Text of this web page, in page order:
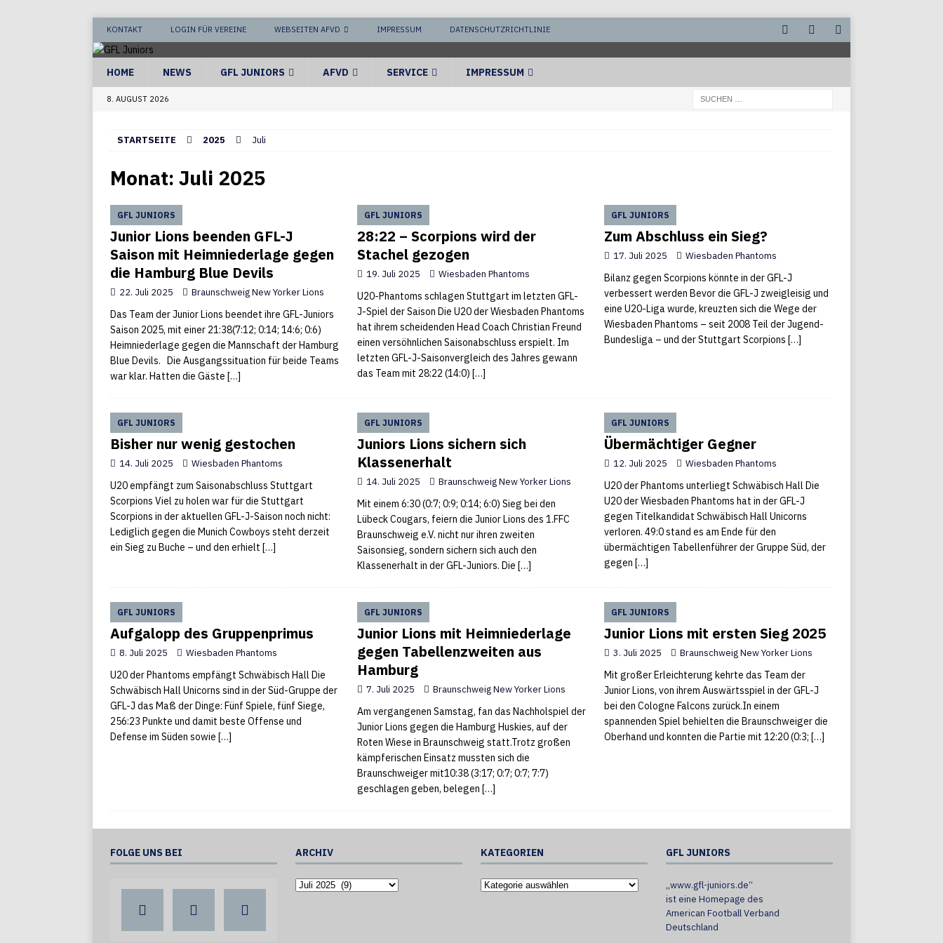
KONTAKT LOGIN FÜR VEREINE WEBSEITEN AFVD IMPRESSUM DATENSCHUTZRICHTLINIE
HOME NEWS GFL JUNIORS AFVD SERVICE IMPRESSUM
8. AUGUST 2026
STARTSEITE 2025 Juli
Monat: Juli 2025
GFL JUNIORS
Junior Lions beenden GFL-J
Saison mit Heimniederlage gegen
die Hamburg Blue Devils
22. Juli 2025 Braunschweig New Yorker Lions
Das Team der Junior Lions beendet ihre GFL-Juniors
Saison 2025, mit einer 21:38(7:12; 0:14; 14:6; 0:6)
Heimniederlage gegen die Mannschaft der Hamburg
Blue Devils. Die Ausgangssituation für beide Teams
war klar. Hatten die Gäste […]
GFL JUNIORS
28:22 – Scorpions wird der
Stachel gezogen
19. Juli 2025 Wiesbaden Phantoms
U20-Phantoms schlagen Stuttgart im letzten GFL-
J-Spiel der Saison Die U20 der Wiesbaden Phantoms
hat ihrem scheidenden Head Coach Christian Freund
einen versöhnlichen Saisonabschluss erspielt. Im
letzten GFL-J-Saisonvergleich des Jahres gewann
das Team mit 28:22 (14:0) […]
GFL JUNIORS
Zum Abschluss ein Sieg?
17. Juli 2025 Wiesbaden Phantoms
Bilanz gegen Scorpions könnte in der GFL-J
verbessert werden Bevor die GFL-J zweigleisig und
eine U20-Liga wurde, kreuzten sich die Wege der
Wiesbaden Phantoms – seit 2008 Teil der Jugend-
Bundesliga – und der Stuttgart Scorpions […]
GFL JUNIORS
Bisher nur wenig gestochen
14. Juli 2025 Wiesbaden Phantoms
U20 empfängt zum Saisonabschluss Stuttgart
Scorpions Viel zu holen war für die Stuttgart
Scorpions in der aktuellen GFL-J-Saison noch nicht:
Lediglich gegen die Munich Cowboys steht derzeit
ein Sieg zu Buche – und den erhielt […]
GFL JUNIORS
Juniors Lions sichern sich
Klassenerhalt
14. Juli 2025 Braunschweig New Yorker Lions
Mit einem 6:30 (0:7; 0:9; 0:14; 6:0) Sieg bei den
Lübeck Cougars, feiern die Junior Lions des 1.FFC
Braunschweig e.V. nicht nur ihren zweiten
Saisonsieg, sondern sichern sich auch den
Klassenerhalt in der GFL-Juniors. Die […]
GFL JUNIORS
Übermächtiger Gegner
12. Juli 2025 Wiesbaden Phantoms
U20 der Phantoms unterliegt Schwäbisch Hall Die
U20 der Wiesbaden Phantoms hat in der GFL-J
gegen Titelkandidat Schwäbisch Hall Unicorns
verloren. 49:0 stand es am Ende für den
übermächtigen Tabellenführer der Gruppe Süd, der
gegen […]
GFL JUNIORS
Aufgalopp des Gruppenprimus
8. Juli 2025 Wiesbaden Phantoms
U20 der Phantoms empfängt Schwäbisch Hall Die
Schwäbisch Hall Unicorns sind in der Süd-Gruppe der
GFL-J das Maß der Dinge: Fünf Spiele, fünf Siege,
256:23 Punkte und damit beste Offense und
Defense im Süden sowie […]
GFL JUNIORS
Junior Lions mit Heimniederlage
gegen Tabellenzweiten aus
Hamburg
7. Juli 2025 Braunschweig New Yorker Lions
Am vergangenen Samstag, fan das Nachholspiel der
Junior Lions gegen die Hamburg Huskies, auf der
Roten Wiese in Braunschweig statt.Trotz großen
kämpferischen Einsatz mussten sich die
Braunschweiger mit10:38 (3:17; 0:7; 0:7; 7:7)
geschlagen geben, belegen […]
GFL JUNIORS
Junior Lions mit ersten Sieg 2025
3. Juli 2025 Braunschweig New Yorker Lions
Mit großer Erleichterung kehrte das Team der
Junior Lions, von ihrem Auswärtsspiel in der GFL-J
bei den Cologne Falcons zurück.In einem
spannenden Spiel behielten die Braunschweiger die
Oberhand und konnten die Partie mit 12:20 (0:3; […]
FOLGE UNS BEI ARCHIV KATEGORIEN GFL JUNIORS
„www.gfl-juniors.de“
ist eine Homepage des
American Football Verband
Deutschland